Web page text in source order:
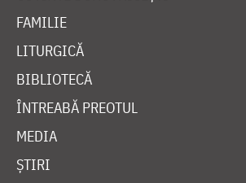
FAMILIE
LITURGICĂ
BIBLIOTECĂ
ÎNTREABĂ PREOTUL
MEDIA
ȘTIRI